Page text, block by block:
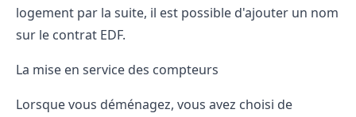
logement par la suite, il est possible d'ajouter un nom
sur le contrat EDF.
La mise en service des compteurs
Lorsque vous déménagez, vous avez choisi de